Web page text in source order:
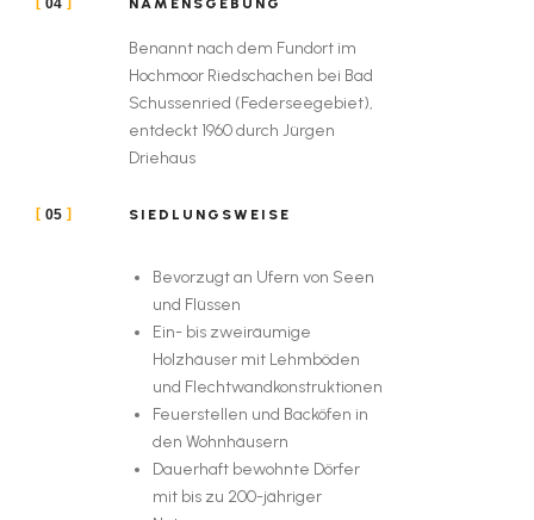
Benannt nach dem Fundort im
Hochmoor Riedschachen bei Bad
Schussenried (Federseegebiet),
entdeckt 1960 durch Jürgen
Driehaus
05 SIEDLUNGSWEISE
Bevorzugt an Ufern von Seen
und Flüssen
Ein- bis zweiräumige
Holzhäuser mit Lehmböden
und Flechtwandkonstruktionen
Feuerstellen und Backöfen in
den Wohnhäusern
Dauerhaft bewohnte Dörfer
mit bis zu 200-jähriger